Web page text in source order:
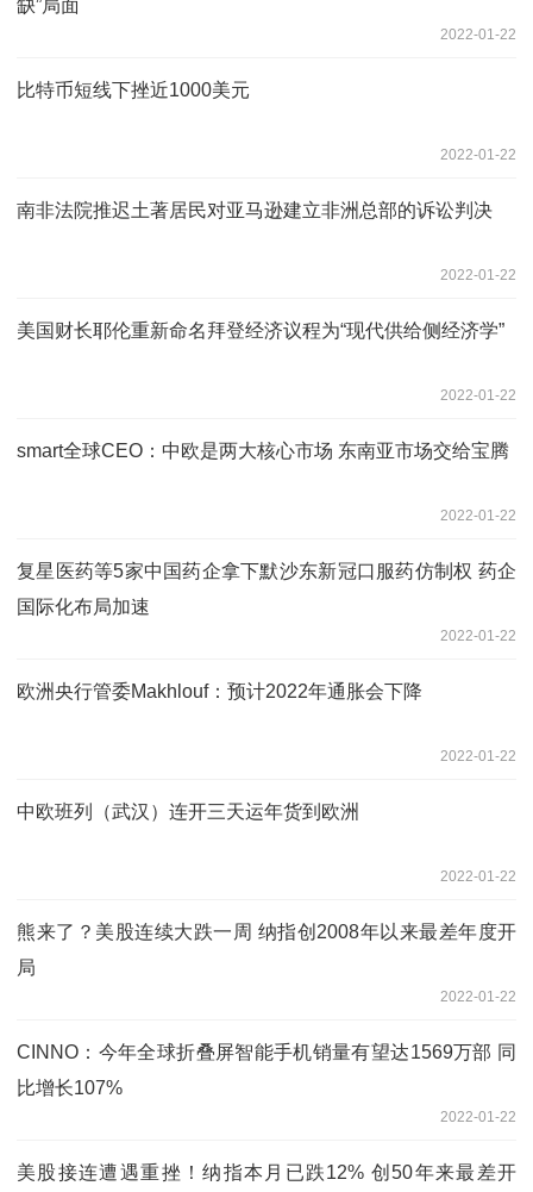
缺”局面
2022-01-22
比特币短线下挫近1000美元
2022-01-22
南非法院推迟土著居民对亚马逊建立非洲总部的诉讼判决
2022-01-22
美国财长耶伦重新命名拜登经济议程为“现代供给侧经济学”
2022-01-22
smart全球CEO：中欧是两大核心市场 东南亚市场交给宝腾
2022-01-22
复星医药等5家中国药企拿下默沙东新冠口服药仿制权 药企
国际化布局加速
2022-01-22
欧洲央行管委Makhlouf：预计2022年通胀会下降
2022-01-22
中欧班列（武汉）连开三天运年货到欧洲
2022-01-22
熊来了？美股连续大跌一周 纳指创2008年以来最差年度开
局
2022-01-22
CINNO：今年全球折叠屏智能手机销量有望达1569万部 同
比增长107%
2022-01-22
美股接连遭遇重挫！纳指本月已跌12% 创50年来最差开